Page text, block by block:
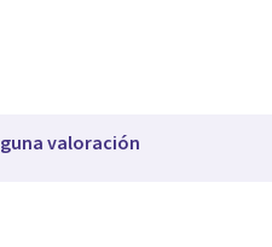
valoración